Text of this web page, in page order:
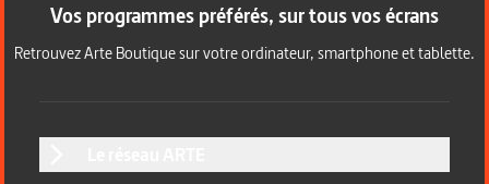
Vos programmes préférés, sur tous vos écrans
Retrouvez Arte Boutique sur votre ordinateur, smartphone et tablette.